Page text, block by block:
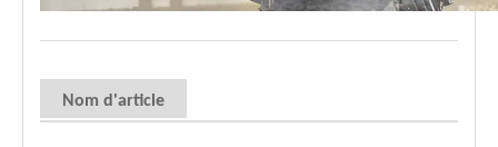
Nom d'article